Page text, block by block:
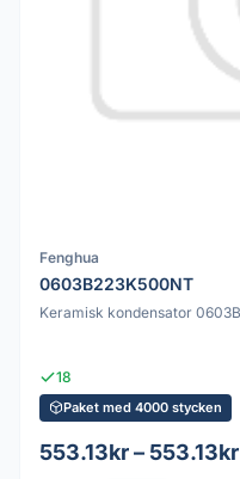
Fenghua
0603B223K500NT
Keramisk kondensator
18
Paket med 4000 stycken
553.13kr – 553.13kr